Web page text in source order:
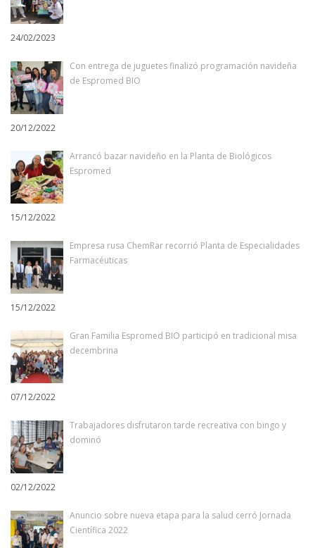
24/02/2023
Con entrega de juguetes finalizó programación navideña
de Espromed BIO
20/12/2022
Arrancó bazar navideño en la Planta de Biológicos
Espromed
15/12/2022
Empresa rusa ChemRar recorrió Planta de Especialidades
Farmacéuticas
15/12/2022
Gran Familia Espromed BIO participó en tradicional misa
decembrina
07/12/2022
Trabajadores disfrutaron tarde recreativa con bingo y
dominó
02/12/2022
Anuncio sobre nueva etapa para la salud cerró Jornada
Científica 2022